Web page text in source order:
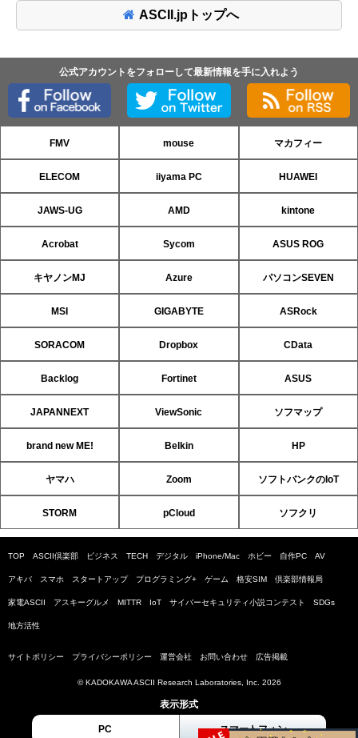
ASCII.jpトップへ
公式アカウントをフォローして最新情報を手に入れよう
FMV mouse マカフィー
ELECOM iiyama PC HUAWEI
JAWS-UG AMD kintone
Acrobat Sycom ASUS ROG
キヤノンMJ Azure パソコンSEVEN
MSI GIGABYTE ASRock
SORACOM Dropbox CData
Backlog Fortinet ASUS
JAPANNEXT ViewSonic ソフマップ
brand new ME! Belkin HP
ヤマハ Zoom ソフトバンクのIoT
STORM pCloud ソフクリ
TOP ASCII倶楽部 ビジネス TECH デジタル iPhone/Mac ホビー 自作PC AV
アキバ スマホ スタートアップ プログラミング+ ゲーム 格安SIM 倶楽部情報局
家電ASCII アスキーグルメ MITTR IoT サイバーセキュリティ小説コンテスト SDGs
地方活性
サイトポリシー プライバシーポリシー 運営会社 お問い合わせ 広告掲載
© KADOKAWA ASCII Research Laboratories, Inc. 2026
表示形式
PC スマートフォン